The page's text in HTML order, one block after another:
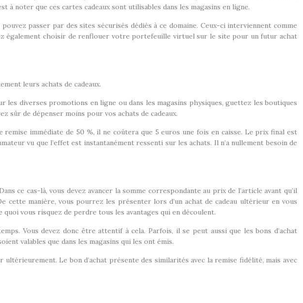
noter que ces cartes cadeaux sont utilisables dans les magasins en ligne.
passer par des sites sécurisés dédiés à ce domaine. Ceux-ci interviennent comme
également choisir de renflouer votre portefeuille virtuel sur le site pour un futur achat
leurs achats de cadeaux.
diverses promotions en ligne ou dans les magasins physiques, guettez les boutiques
sûr de dépenser moins pour vos achats de cadeaux.
immédiate de 50 %, il ne coûtera que 5 euros une fois en caisse. Le prix final est
vu que l’effet est instantanément ressenti sur les achats. Il n’a nullement besoin de
ce cas-là, vous devez avancer la somme correspondante au prix de l’article avant qu’il
cette manière, vous pourrez les présenter lors d’un achat de cadeau ultérieur en vous
vous risquez de perdre tous les avantages qui en découlent.
Vous devez donc être attentif à cela. Parfois, il se peut aussi que les bons d’achat
valables que dans les magasins qui les ont émis.
Le bon d’achat présente des similarités avec la remise fidélité, mais avec